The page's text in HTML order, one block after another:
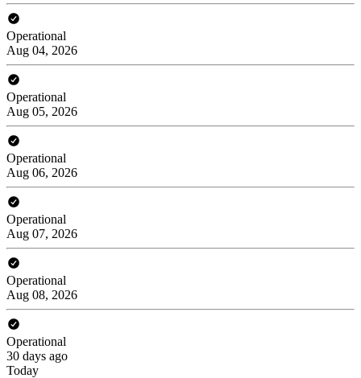
Operational
Aug 04, 2026
Operational
Aug 05, 2026
Operational
Aug 06, 2026
Operational
Aug 07, 2026
Operational
Aug 08, 2026
Operational
30 days ago
Today